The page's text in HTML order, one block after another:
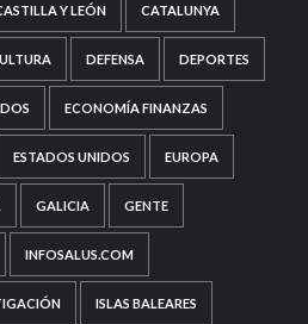
Y LEÓN CATALUNYA
DEFENSA DEPORTES
ECONOMÍA FINANZAS
ESTADOS UNIDOS EUROPA
GALICIA GENTE
INFOSALUS.COM
ISLAS BALEARES